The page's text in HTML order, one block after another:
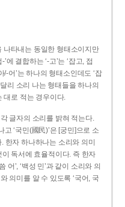
나타내는 동일한 형태소이지만
에 결합하는 ‘-고’는 ‘잡고, 접
/-어’는 하나의 형태소인데도 ‘잡
리 소리 나는 형태들을 하나의
대로 적는 경우이다.
글자의 소리를 밝혀 적는다.
고 ‘국민(國民)’은 [궁민]으로 소
. 한자 하나하나는 소리와 의미
독서에 효율적이다. 즉 한자
어’, ‘백성 민’과 같이 소리와 의
의미를 알 수 있도록 ‘국어, 국